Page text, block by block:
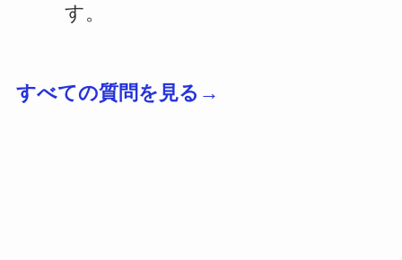
す。
すべての質問を見る→